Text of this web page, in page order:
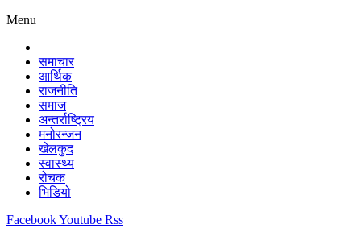
Menu
समाचार
आर्थिक
राजनीति
समाज
अन्तर्राष्ट्रिय
मनोरन्जन
खेलकुद
स्वास्थ्य
रोचक
भिडियो
FacebookYoutube Rss